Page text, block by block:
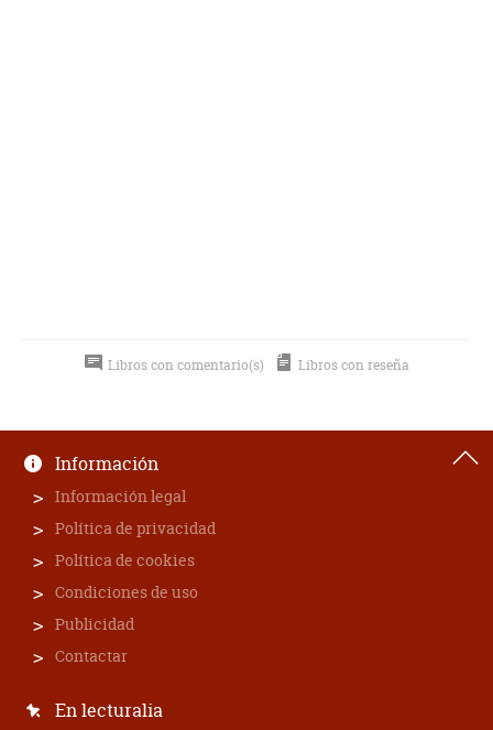
Libros con comentario(s) Libros con reseña
Información
Información legal
Política de privacidad
Política de cookies
Condiciones de uso
Publicidad
Contactar
En lecturalia